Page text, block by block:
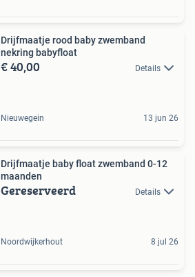
Drijfmaatje rood baby zwemband
nekring babyfloat
€ 40,00 Details
Nieuwegein 13 jun 26
Drijfmaatje baby float zwemband 0-12
maanden
Gereserveerd Details
Noordwijkerhout 8 jul 26